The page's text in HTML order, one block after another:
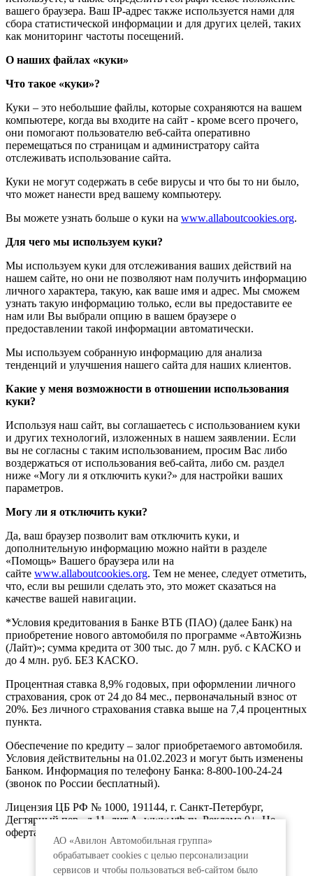
АО «Авилон Автомобильная группа»
обрабатывает cookies с целью персонализации
сервисов и чтобы пользоваться веб-сайтом было
вашего браузера. Ваш IP-адрес также используется нами для
сбора статистической информации и для других целей, таких
как мониторинг частоты посещений.
О наших файлах «куки»
Что такое «куки»?
Куки – это небольшие файлы, которые сохраняются на вашем
компьютере, когда вы входите на сайт - кроме всего прочего,
они помогают пользователю веб-сайта оперативно
перемещаться по страницам и администратору сайта
отслеживать использование сайта.
Куки не могут содержать в себе вирусы и что бы то ни было,
что может нанести вред вашему компьютеру.
Вы можете узнать больше о куки на www.allaboutcookies.org.
Для чего мы используем куки?
Мы используем куки для отслеживания ваших действий на
нашем сайте, но они не позволяют нам получить информацию
личного характера, такую, как ваше имя и адрес. Мы сможем
узнать такую информацию только, если вы предоставите ее
нам или Вы выбрали опцию в вашем браузере о
предоставлении такой информации автоматически.
Мы используем собранную информацию для анализа
тенденций и улучшения нашего сайта для наших клиентов.
Какие у меня возможности в отношении использования
куки?
Используя наш сайт, вы соглашаетесь с использованием куки
и других технологий, изложенных в нашем заявлении. Если
вы не согласны с таким использованием, просим Вас либо
воздержаться от использования веб-сайта, либо см. раздел
ниже «Могу ли я отключить куки?» для настройки ваших
параметров.
Могу ли я отключить куки?
Да, ваш браузер позволит вам отключить куки, и
дополнительную информацию можно найти в разделе
«Помощь» Вашего браузера или на
сайте www.allaboutcookies.org. Тем не менее, следует отметить,
что, если вы решили сделать это, это может сказаться на
качестве вашей навигации.
*Условия кредитования в Банке ВТБ (ПАО) (далее Банк) на
приобретение нового автомобиля по программе «АвтоЖизнь
(Лайт)»; сумма кредита от 300 тыс. до 7 млн. руб. с КАСКО и
до 4 млн. руб. БЕЗ КАСКО.
Процентная ставка 8,9% годовых, при оформлении личного
страхования, срок от 24 до 84 мес., первоначальный взнос от
20%. Без личного страхования ставка выше на 7,4 процентных
пункта.
Обеспечение по кредиту – залог приобретаемого автомобиля.
Условия действительны на 01.02.2023 и могут быть изменены
Банком. Информация по телефону Банка: 8-800-100-24-24
(звонок по России бесплатный).
Лицензия ЦБ РФ № 1000, 191144, г. Санкт-Петербург,
Дегтярный пер., д.11, лит.А. www.vtb.ru. Реклама 0+. Не
оферта.